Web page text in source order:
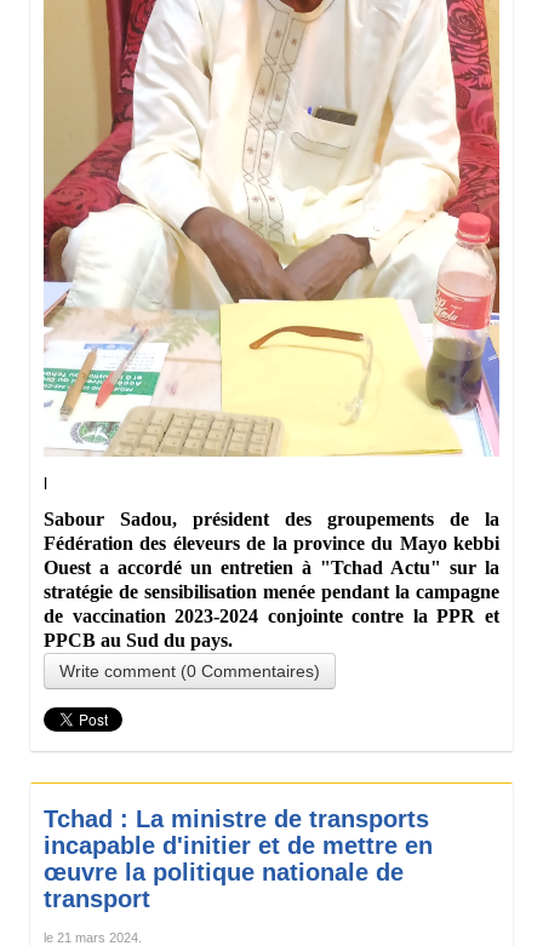
l
Sabour Sadou, président des groupements de la
Fédération des éleveurs de la province du Mayo kebbi
Ouest a accordé un entretien à "Tchad Actu" sur la
stratégie de sensibilisation menée pendant la campagne
de vaccination 2023-2024 conjointe contre la PPR et
PPCB au Sud du pays.
Write comment (0 Commentaires)
Tchad : La ministre de transports
incapable d'initier et de mettre en
œuvre la politique nationale de
transport
le 21 mars 2024